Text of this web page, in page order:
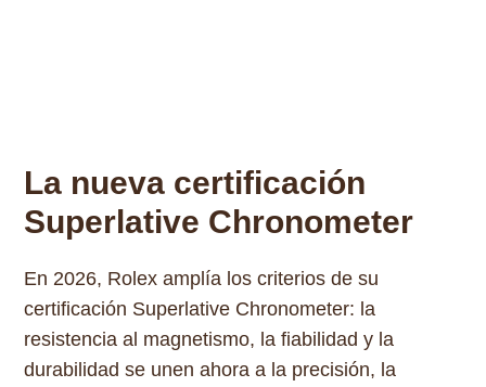
La nueva certificación
Superlative Chronometer
En 2026, Rolex amplía los criterios de su
certificación Superlative Chronometer: la
resistencia al magnetismo, la fiabilidad y la
durabilidad se unen ahora a la precisión, la